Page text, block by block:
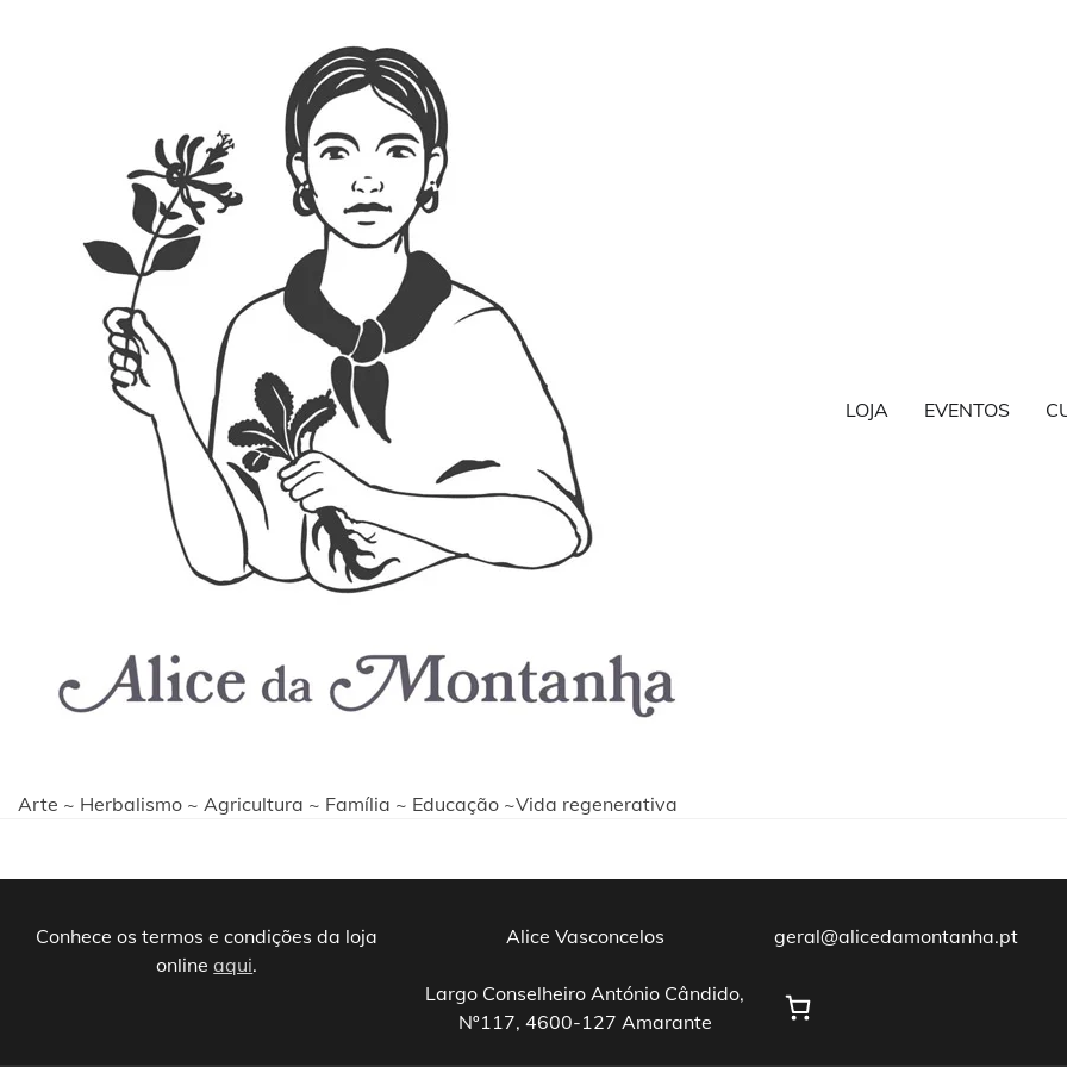
Arte ~ Herbalismo ~ Agricultura ~ Família ~ Educação ~Vida regenerativa
LOJA EVENTOS
Conhece os termos e condições da loja
onlineaqui.
Alice Vasconcelos
Largo Conselheiro António Cândido,
Nº117, 4600-127 Amarante
geral@alicedamontanha.pt